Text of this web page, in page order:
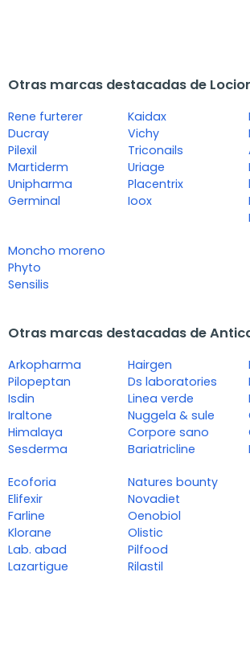
Otras marcas destacadas de
Rene furterer
Ducray
Pilexil
Martiderm
Unipharma
Germinal
Kaidax
Vichy
Triconails
Uriage
Placentrix
Ioox
Moncho moreno
Phyto
Sensilis
Otras marcas destacadas de
Arkopharma
Pilopeptan
Isdin
Iraltone
Himalaya
Sesderma
Hairgen
Ds laboratories
Linea verde
Nuggela & sule
Corpore sano
Bariatricline
Ecoforia
Elifexir
Farline
Klorane
Lab. abad
Lazartigue
Natures bounty
Novadiet
Oenobiol
Olistic
Pilfood
Rilastil